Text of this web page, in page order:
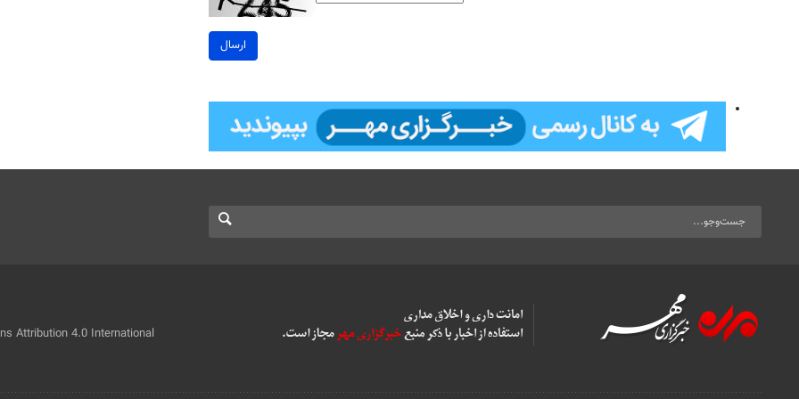
ارسال
Attribution 4.0 International